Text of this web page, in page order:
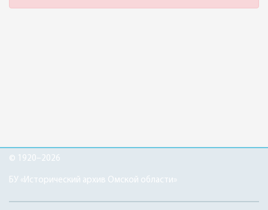
© 1920–2026
БУ «Исторический архив Омской области»